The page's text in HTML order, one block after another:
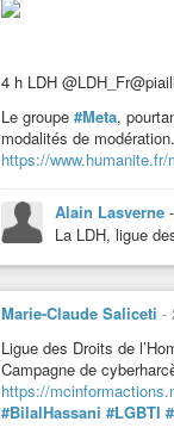
4 h LDH
Le groupe #Meta,
modalités de
https://www.humanite.fr/
Alain Lasverne -
La LDH, ligue
Marie-Claude Saliceti -
Ligue des Droits de
Campagne de
https://
#BilalHassani #LGBTI